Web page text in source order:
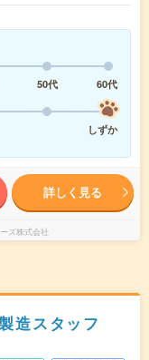
50代
60代
しずか
詳しく見る
ズ株式会社
造スタッフ